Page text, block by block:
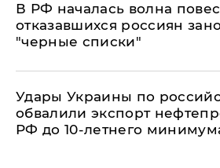
​В РФ началась волна
отказавшихся россиян
"черные списки"
Удары Украины по
обвалили экспорт
РФ до 10-летнего